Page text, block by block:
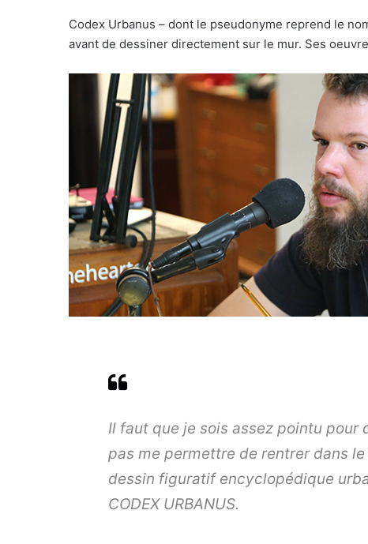
Codex Urbanus – dont le pseudonyme reprend le
avant de dessiner directement sur le mur. Ses
Il faut que je sois assez pointu
pas me permettre de rentrer dans
dessin figuratif encyclopédique
CODEX URBANUS.